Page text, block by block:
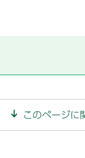
このページに